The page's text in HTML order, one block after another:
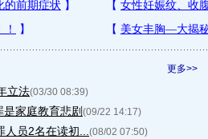
更多>>
立法(03/30 08:39)
是家庭教育悲剧 (09/22 14:17)
员2名在读初... (08/02 07:50)